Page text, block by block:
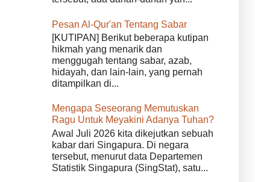
Pesan Al-Qur'an Tentang Sabar
[KUTIPAN] Berikut beberapa kutipan
hikmah yang menarik dan
menggugah tentang sabar, azab,
hidayah, dan lain-lain, yang pernah
ditampilkan di...
Mengapa Seseorang Memutuskan
Ragu Untuk Meyakini Adanya Tuhan?
Awal Juli 2026 kita dikejutkan sebuah
kabar dari Singapura. Di negara
tersebut, menurut data Departemen
Statistik Singapura (SingStat), satu...